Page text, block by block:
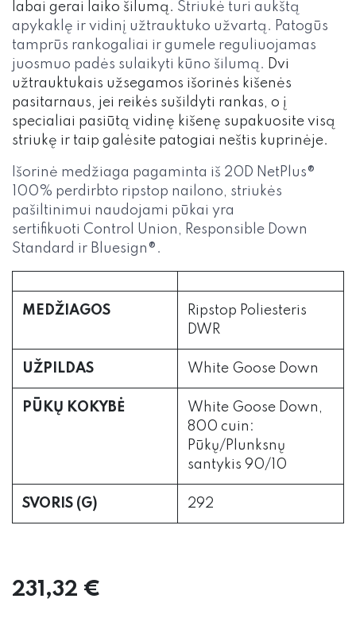
labai gerai laiko šilumą. Striukė turi aukštą
apykaklę ir vidinį užtrauktuko užvartą. Patogūs
tamprūs rankogaliai ir gumele reguliuojamas
juosmuo padės sulaikyti kūno šilumą. Dvi
užtrauktukais užsegamos išorinės kišenės
pasitarnaus, jei reikės sušildyti rankas, o į
specialiai pasiūtą vidinę kišenę supakuosite visą
striukę ir taip galėsite patogiai neštis kuprinėje.
Išorinė medžiaga pagaminta iš 20D NetPlus®
100% perdirbto ripstop nailono, striukės
pašiltinimui naudojami pūkai yra
sertifikuoti Control Union, Responsible Down
Standard ir Bluesign®.
MEDŽIAGOS
Ripstop Poliesteris
DWR
UŽPILDAS White Goose Down
PŪKŲ KOKYBĖ
White Goose Down,
800 cuin:
Pūkų/Plunksnų
santykis 90/10
SVORIS (G) 292
231,32 €